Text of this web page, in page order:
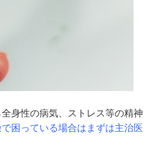
身性の病気、ストレス等の精神
困っている場合はまずは主治医